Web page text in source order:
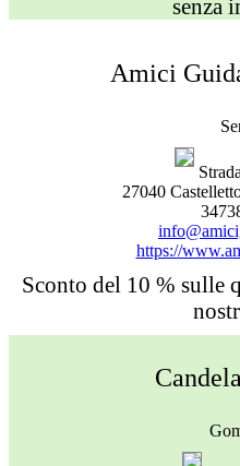
senza
Amici
27040
https://
Sconto del 10 % sulle